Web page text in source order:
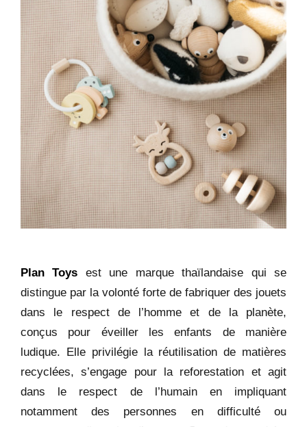
Plan Toys estune marque thaïlandaise qui se
distingue par la volonté forte de fabriquer des jouets
dans le respect de l’homme et de la planète,
conçus pour éveiller les enfants de manière
ludique. Elle privilégie la réutilisation de matières
recyclées, s’engage pour la reforestation et agit
dans le respect de l’humain en impliquant
notamment des personnes en difficulté ou